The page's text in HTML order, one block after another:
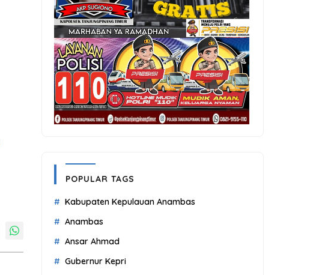
POPULAR TAGS
Kabupaten Kepulauan Anambas
Anambas
Ansar Ahmad
Gubernur Kepri